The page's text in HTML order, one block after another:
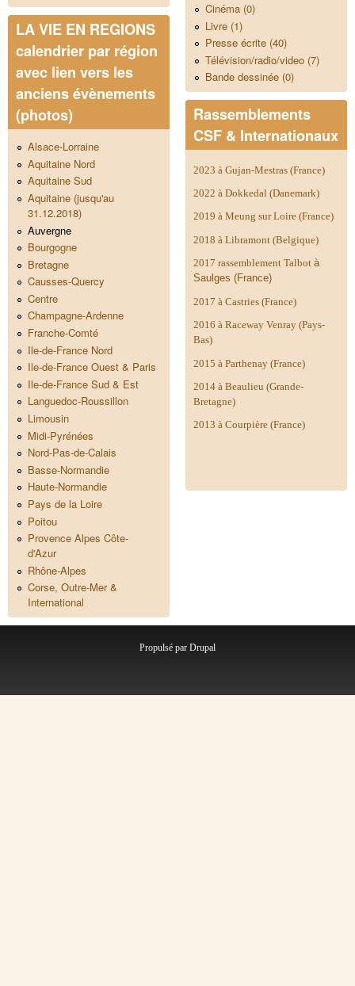
LA VIE EN REGIONS
calendrier par région
avec lien vers les
anciens évènements
(photos)
Alsace-Lorraine
Aquitaine Nord
Aquitaine Sud
Aquitaine (jusqu'au
31.12.2018)
Auvergne
Bourgogne
Bretagne
Causses-Quercy
Centre
Champagne-Ardenne
Franche-Comté
Ile-de-France Nord
Ile-de-France Ouest & Paris
Ile-de-France Sud & Est
Languedoc-Roussillon
Limousin
Midi-Pyrénées
Nord-Pas-de-Calais
Basse-Normandie
Haute-Normandie
Pays de la Loire
Poitou
Provence Alpes Côte-
d'Azur
Rhône-Alpes
Corse, Outre-Mer &
International
Cinéma (0)
Livre (1)
Presse écrite (40)
Télévision/radio/video (7)
Bande dessinée (0)
Rassemblements
CSF & Internationaux
2023 à Gujan-Mestras (France)
2022 à Dokkedal (Danemark)
2019 à Meung sur Loire (France)
2018 à Libramont (Belgique)
2017 rassemblement Talbot à
Saulges (France)
2017 à Castries (France)
2016 à Raceway Venray (Pays-
Bas)
2015 à Parthenay (France)
2014 à Beaulieu (Grande-
Bretagne)
2013 à Courpière (France)
Propulsé par Drupal